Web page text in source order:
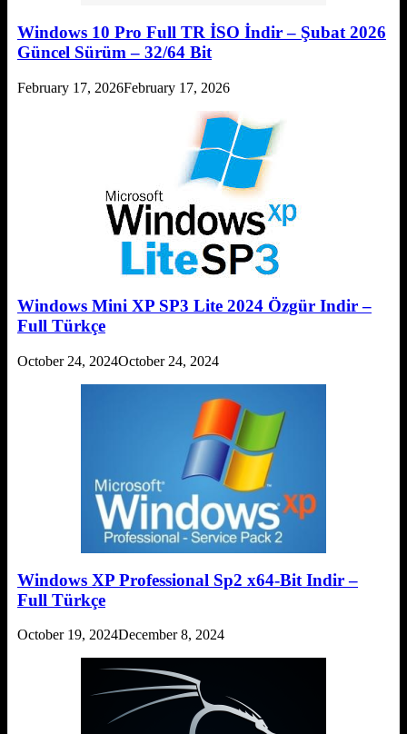
Windows 10 Pro Full TR İSO İndir – Şubat 2026
Güncel Sürüm – 32/64 Bit
February 17, 2026February 17, 2026
Windows Mini XP SP3 Lite 2024 Özgür Indir –
Full Türkçe
October 24, 2024October 24, 2024
Windows XP Professional Sp2 x64-Bit Indir –
Full Türkçe
October 19, 2024December 8, 2024